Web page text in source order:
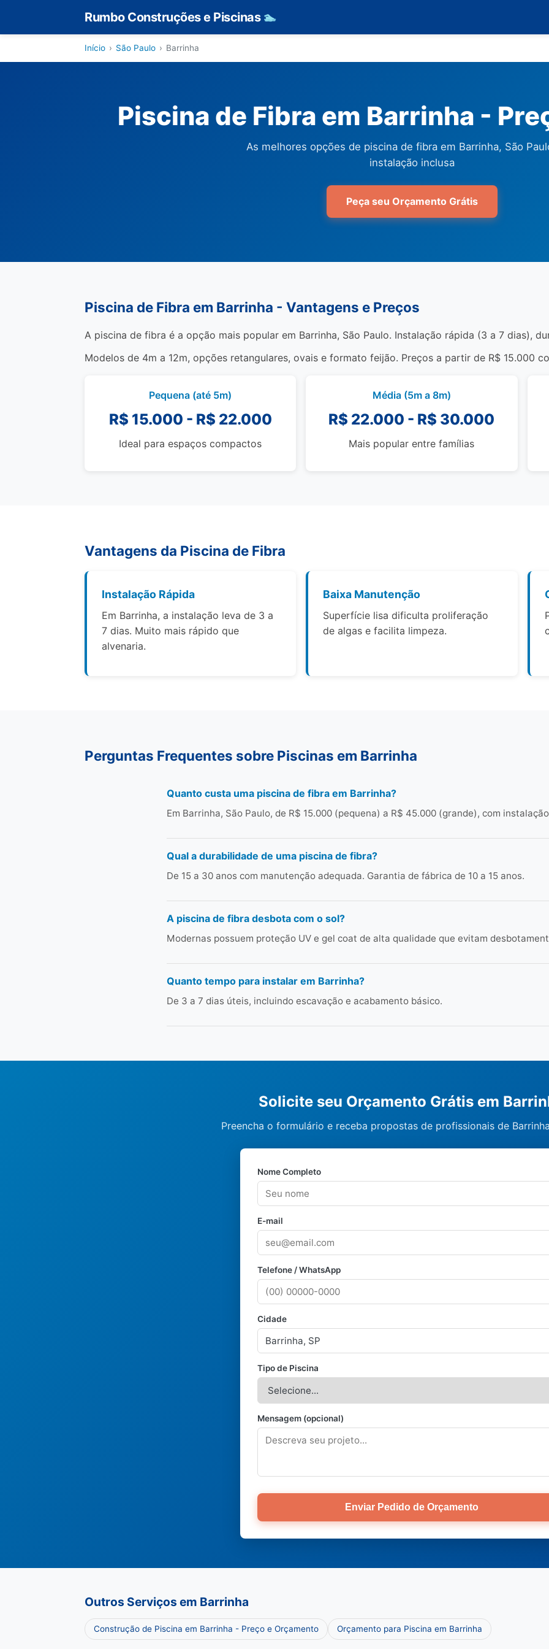
Rumbo Construções e Piscinas 🏊
Início › São Paulo › Barrinha
Piscina de Fibra em Barrinha -
As melhores opções de piscina de fibra em Barrinha, São
instalação inclusa
Peça seu Orçamento Grátis
Piscina de Fibra em Barrinha - Vantagens e Preços
A piscina de fibra é a opção mais popular em Barrinha, São Paulo. Instalação rápida (3 a 7 dias),
Modelos de 4m a 12m, opções retangulares, ovais e formato feijão. Preços a partir de R$ 15.000
Pequena (até 5m)
R$ 15.000 - R$ 22.000
Ideal para espaços compactos
Média (5m a 8m)
R$ 22.000 - R$ 30.000
Mais popular entre famílias
Vantagens da Piscina de Fibra
Instalação Rápida
Em Barrinha, a instalação leva de 3 a
7 dias. Muito mais rápido que
alvenaria.
Baixa Manutenção
Superfície lisa dificulta proliferação
de algas e facilita limpeza.
Perguntas Frequentes sobre Piscinas em Barrinha
Quanto custa uma piscina de fibra em Barrinha?
Em Barrinha, São Paulo, de R$ 15.000 (pequena) a R$ 45.000 (grande), com
Qual a durabilidade de uma piscina de fibra?
De 15 a 30 anos com manutenção adequada. Garantia de fábrica de 10 a 15 anos.
A piscina de fibra desbota com o sol?
Modernas possuem proteção UV e gel coat de alta qualidade que evitam
Quanto tempo para instalar em Barrinha?
De 3 a 7 dias úteis, incluindo escavação e acabamento básico.
Solicite seu Orçamento Grátis em
Preencha o formulário e receba propostas de profissionais de
Nome Completo
E-mail
Telefone / WhatsApp
Cidade
Tipo de Piscina
Mensagem (opcional)
Enviar Pedido de Orçamento
Outros Serviços em Barrinha
Construção de Piscina em Barrinha - Preço e Orçamento Orçamento para Piscina em Barrinha